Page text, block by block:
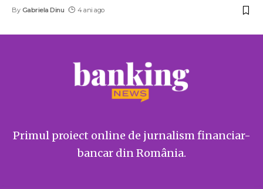
By Gabriela Dinu 4 ani ago
Primul proiect online de jurnalism financiar-
bancar din România.